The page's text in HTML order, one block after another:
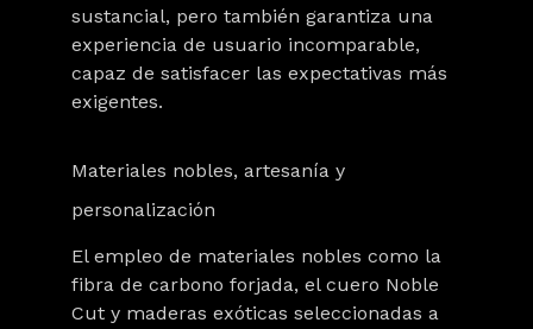
sustancial, pero también garantiza una
experiencia de usuario incomparable,
capaz de satisfacer las expectativas más
exigentes.
Materiales nobles, artesanía y
personalización
El empleo de materiales nobles como la
fibra de carbono forjada, el cuero Noble
Cut y maderas exóticas seleccionadas a